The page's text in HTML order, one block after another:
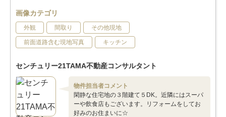
画像カテゴリ
外観 間取り その他現地
前面道路含む現地写真 キッチン
センチュリー21TAMA不動産コンサルタント
物件担当者コメント
閑静な住宅地の３階建て５DK。近隣にはスーパ
ーや飲食店もございます。リフォームをしてお
好みのお住まいに☆